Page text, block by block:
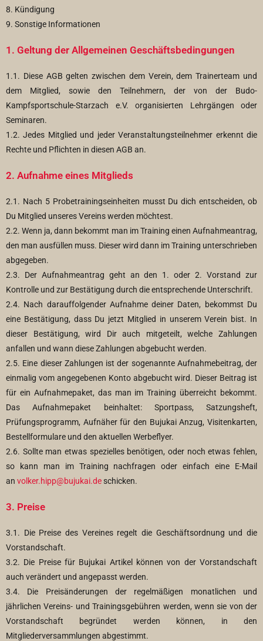
8. Kündigung
9. Sonstige Informationen
1. Geltung der Allgemeinen Geschäftsbedingungen
1.1. Diese AGB gelten zwischen dem Verein, dem Trainerteam und
dem Mitglied, sowie den Teilnehmern, der von der Budo-
Kampfsportschule-Starzach e.V. organisierten Lehrgängen oder
Seminaren.
1.2. Jedes Mitglied und jeder Veranstaltungsteilnehmer erkennt die
Rechte und Pflichten in diesen AGB an.
2. Aufnahme eines Mitglieds
2.1. Nach 5 Probetrainingseinheiten musst Du dich entscheiden, ob
Du Mitglied unseres Vereins werden möchtest.
2.2. Wenn ja, dann bekommt man im Training einen Aufnahmeantrag,
den man ausfüllen muss. Dieser wird dann im Training unterschrieben
abgegeben.
2.3. Der Aufnahmeantrag geht an den 1. oder 2. Vorstand zur
Kontrolle und zur Bestätigung durch die entsprechende Unterschrift.
2.4. Nach darauffolgender Aufnahme deiner Daten, bekommst Du
eine Bestätigung, dass Du jetzt Mitglied in unserem Verein bist. In
dieser Bestätigung, wird Dir auch mitgeteilt, welche Zahlungen
anfallen und wann diese Zahlungen abgebucht werden.
2.5. Eine dieser Zahlungen ist der sogenannte Aufnahmebeitrag, der
einmalig vom angegebenen Konto abgebucht wird. Dieser Beitrag ist
für ein Aufnahmepaket, das man im Training überreicht bekommt.
Das Aufnahmepaket beinhaltet: Sportpass, Satzungsheft,
Prüfungsprogramm, Aufnäher für den Bujukai Anzug, Visitenkarten,
Bestellformulare und den aktuellen Werbeflyer.
2.6. Sollte man etwas spezielles benötigen, oder noch etwas fehlen,
so kann man im Training nachfragen oder einfach eine E-Mail
an volker.hipp@bujukai.deschicken.
3. Preise
3.1. Die Preise des Vereines regelt die Geschäftsordnung und die
Vorstandschaft.
3.2. Die Preise für Bujukai Artikel können von der Vorstandschaft
auch verändert und angepasst werden.
3.4. Die Preisänderungen der regelmäßigen monatlichen und
jährlichen Vereins- und Trainingsgebühren werden, wenn sie von der
Vorstandschaft begründet werden können, in den
Mitgliederversammlungen abgestimmt.